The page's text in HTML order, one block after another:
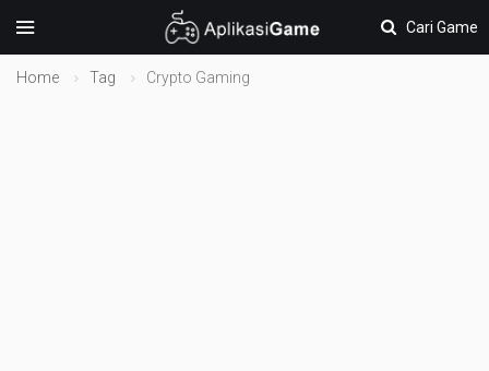
Cari Game
Home Tag Crypto Gaming